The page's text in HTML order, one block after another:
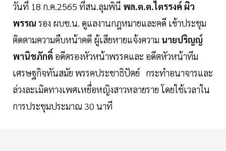
วันที่ 18 ก.ค.2565 ที่สน.ลุมพินี พล.ต.ต.ไตรรงค์ ผิว
พรรณ รอง ผบช.น. ดูแลงานกฎหมายและคดี เข้าประชุม
ติดตามความคืบหน้าคดี ผู้เสียหายแจ้งความ นายปริญญ์
พานิชภักดิ์ อดีตรองหัวหน้าพรรคและ อดีตหัวหน้าทีม
เศรษฐกิจทันสมัย พรรคประชาธิปัตย์
กระทำอนาจารและ
ล่วงละเมิดทางเพศเหยื่อหญิงสาวหลายราย โดยใช้เวลาใน
การประชุมประมาณ 30 นาที